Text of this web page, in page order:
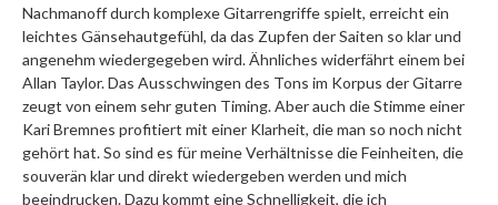
Nachmanoff durch komplexe Gitarrengriffe spielt, erreicht ein
leichtes Gänsehautgefühl, da das Zupfen der Saiten so klar und
angenehm wiedergegeben wird. Ähnliches widerfährt einem bei
Allan Taylor. Das Ausschwingen des Tons im Korpus der Gitarre
zeugt von einem sehr guten Timing. Aber auch die Stimme einer
Kari Bremnes profitiert mit einer Klarheit, die man so noch nicht
gehört hat. So sind es für meine Verhältnisse die Feinheiten, die
souverän klar und direkt wiedergeben werden und mich
beeindrucken. Dazu kommt eine Schnelligkeit, die ich